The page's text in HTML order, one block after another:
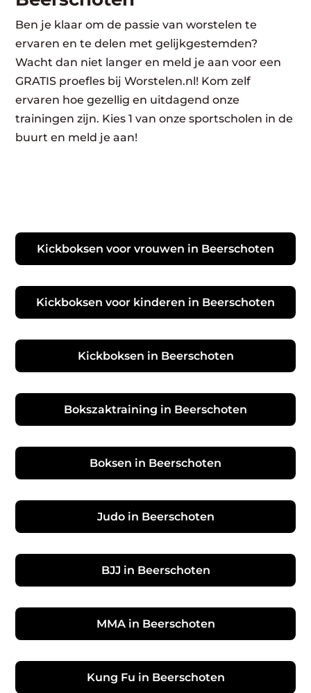
Ben je klaar om de passie van worstelen te
ervaren en te delen met gelijkgestemden?
Wacht dan niet langer en meld je aan voor een
GRATIS proefles bij Worstelen.nl! Kom zelf
ervaren hoe gezellig en uitdagend onze
trainingen zijn. Kies 1 van onze sportscholen in de
buurt en meld je aan!
Kickboksen voor vrouwen in Beerschoten
Kickboksen voor kinderen in Beerschoten
Kickboksen in Beerschoten
Bokszaktraining in Beerschoten
Boksen in Beerschoten
Judo in Beerschoten
BJJ in Beerschoten
MMA in Beerschoten
Kung Fu in Beerschoten